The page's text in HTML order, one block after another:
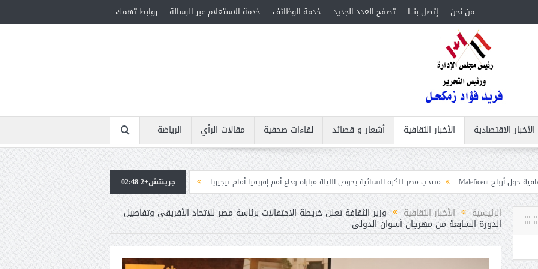
من نحن إتصل بنـــا تصفح العدد الجديد خدمة الوظائف خدمة الاستعلام عبر الرسالة روابط تهمك
الأخبار الاقتصادية الأخبار الثقافية أشعار و قصائد لقاءات صحفية مقالات الرأي
الرياضة
منتخب مصر للكرة النسائية يخوض الليلة مباراة وداع أمم إفريقيا أمام نيجيريا
استقبال جماهيرى حاشد لمحمد صلاح لدى وصوله إلى تركيا لإتمام انتقاله إلى
جرينتش+2 02:48
الرئيسية الأخبار الثقافية وزير الثقافة تعلن خريطة الاحتفالات برئاسة مصر للاتحاد الأفريقى وتفاصيل
الدورة السابعة من مهرجان أسوان الدولى